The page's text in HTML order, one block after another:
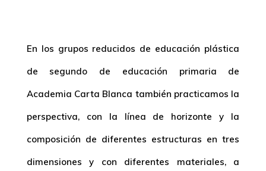
En los grupos reducidos de educación plástica
de segundo de educación primaria de
Academia Carta Blanca también practicamos la
perspectiva, con la línea de horizonte y la
composición de diferentes estructuras en tres
dimensiones y con diferentes materiales, a